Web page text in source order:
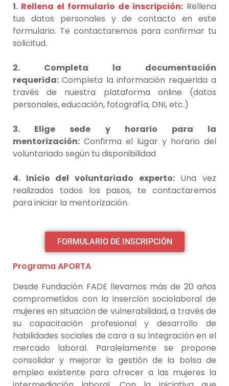
1. Rellena el formulario de inscripción: Rellena
tus datos personales y de contacto en este
formulario. Te contactaremos para confirmar tu
solicitud.
2. Completa la documentación
requerida: Completa la información requerida a
través de nuestra plataforma online (datos
personales, educación, fotografía, DNI, etc.)
3. Elige sede y horario para la
mentorización: Confirma el lugar y horario del
voluntariado según tu disponibilidad
4. Inicio del voluntariado experto:Una vez
realizados todos los pasos, te contactaremos
para iniciar la mentorización.
FORMULARIO DE INSCRIPCIÓN
Programa APORTA
Desde Fundación FADE llevamos más de 20 años
comprometidos con la inserción sociolaboral de
mujeres en situación de vulnerabilidad, a través de
su capacitación profesional y desarrollo de
habilidades sociales de cara a su integración en el
mercado laboral. Paralelamente se propone
consolidar y mejorar la gestión de la bolsa de
empleo existente para ofrecer a las mujeres la